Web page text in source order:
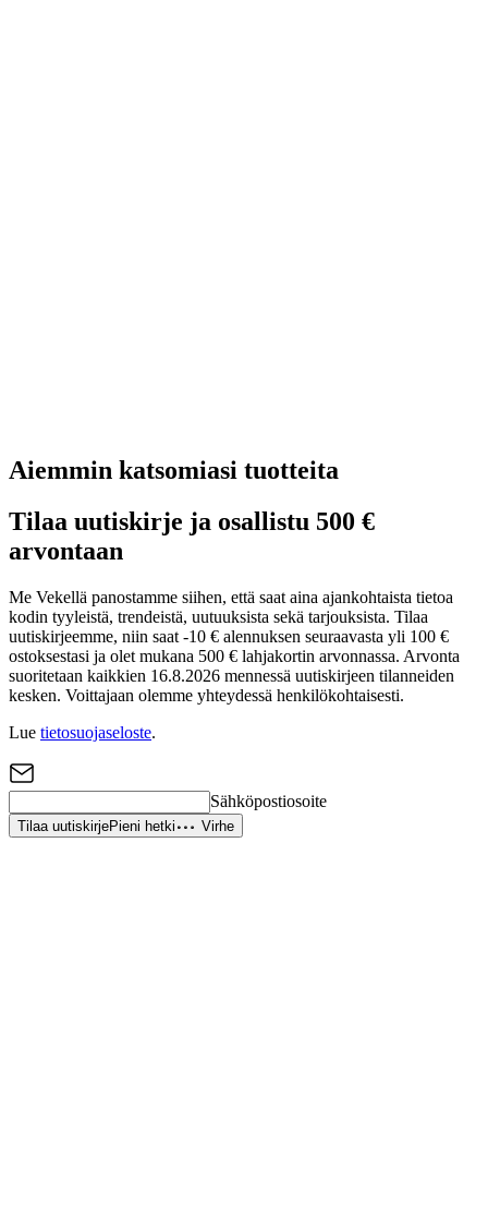
Aiemmin katsomiasi tuotteita
Tilaa uutiskirje ja osallistu 500 €
arvontaan
Me Vekellä panostamme siihen, että saat aina ajankohtaista tietoa
kodin tyyleistä, trendeistä, uutuuksista sekä tarjouksista. Tilaa
uutiskirjeemme, niin saat -10 € alennuksen seuraavasta yli 100 €
ostoksestasi ja olet mukana 500 € lahjakortin arvonnassa. Arvonta
suoritetaan kaikkien 16.8.2026 mennessä uutiskirjeen tilanneiden
kesken. Voittajaan olemme yhteydessä henkilökohtaisesti.
Lue tietosuojaseloste.
Sähköpostiosoite
Tilaa uutiskirjePieni hetki Virhe